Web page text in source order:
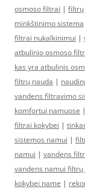
osmoso filtrai | filtrų
minkštinimo sistema
filtrai nukalkinimui |
atbulinio osmoso
kas yra atbulinis
filtrų nauda |
vandens filtravimo
komfortui namuose |
filtrai kokybei |
sistemos namui |
namui | vandens
vandens namui
kokybei name |